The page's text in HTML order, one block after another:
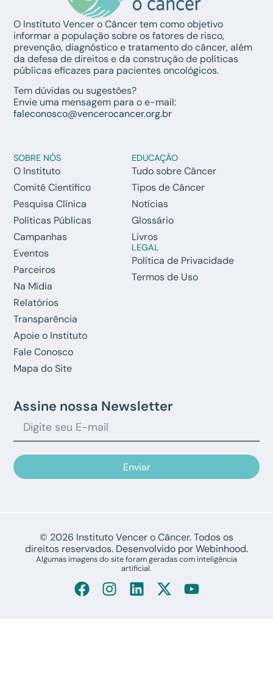
O Instituto Vencer o Câncer tem como objetivo
informar a população sobre os fatores de risco,
prevenção, diagnóstico e tratamento do câncer, além
da defesa de direitos e da construção de políticas
públicas eficazes para pacientes oncológicos.
Tem dúvidas ou sugestões?
Envie uma mensagem para o e-mail:
faleconosco@vencerocancer.org.br
SOBRE NÓS
O Instituto
Comitê Científico
Pesquisa Clínica
Políticas Públicas
Campanhas
Eventos
Parceiros
Na Mídia
Relatórios
Transparência
Apoie o Instituto
Fale Conosco
Mapa do Site
EDUCAÇÃO
Tudo sobre Câncer
Tipos de Câncer
Notícias
Glossário
Livros
LEGAL
Política de Privacidade
Termos de Uso
Assine nossa Newsletter
Enviar
© 2026 Instituto Vencer o Câncer. Todos os
direitos reservados. Desenvolvido por Webinhood.
Algumas imagens do site foram geradas com inteligência
artificial.